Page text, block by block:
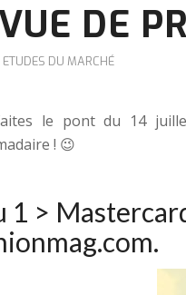
DE
ETUDES DU MARCHÉ
le pont du 14
! 😉
1 >
.